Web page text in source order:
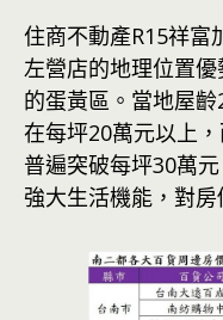
住商不動產R15祥富
左營店的地理位置
的蛋黃區。當地屋
在每坪20萬元以上
普遍突破每坪30萬
強大生活機能，對房